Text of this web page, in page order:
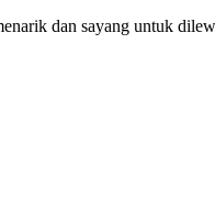
dan sayang untuk